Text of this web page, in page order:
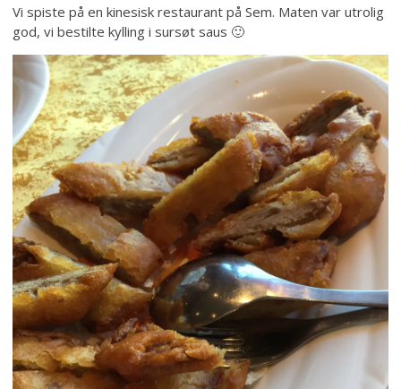
Vi spiste på en kinesisk restaurant på Sem. Maten var utrolig
god, vi bestilte kylling i sursøt saus 🙂